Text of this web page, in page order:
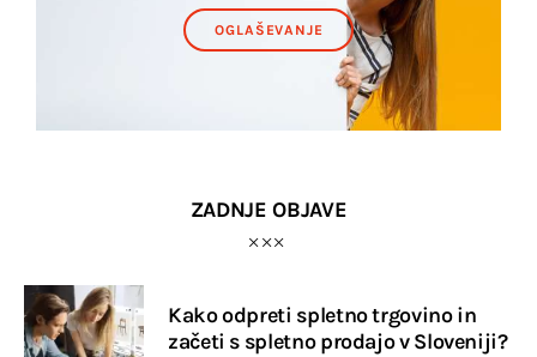
OGLAŠEVANJE
ZADNJE OBJAVE
Kako odpreti spletno trgovino in
začeti s spletno prodajo v Sloveniji?